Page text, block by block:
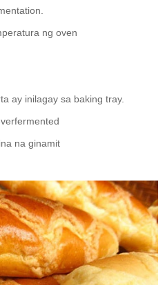
ng oven
ay inilagay sa baking tray.
na ginamit